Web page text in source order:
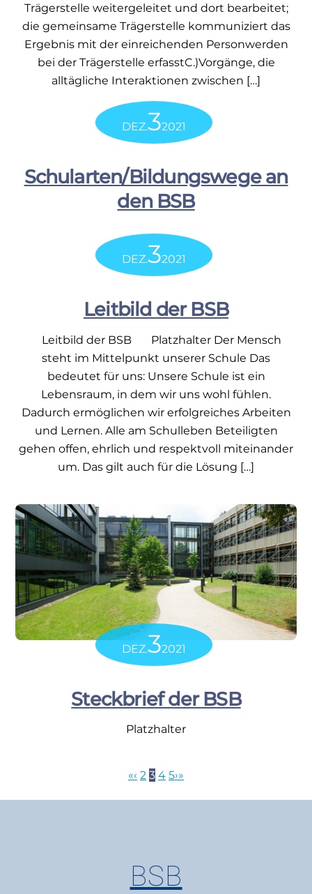
Trägerstelle weitergeleitet und dort bearbeitet;
die gemeinsame Trägerstelle kommuniziert das
Ergebnis mit der einreichenden Personwerden
bei der Trägerstelle erfasstC.)Vorgänge, die
alltägliche Interaktionen zwischen […]
DEZ.32021
Schularten/Bildungswege an
den BSB
DEZ.32021
Leitbild der BSB
Leitbild der BSB Platzhalter Der Mensch
steht im Mittelpunkt unserer Schule Das
bedeutet für uns: Unsere Schule ist ein
Lebensraum, in dem wir uns wohl fühlen.
Dadurch ermöglichen wir erfolgreiches Arbeiten
und Lernen. Alle am Schulleben Beteiligten
gehen offen, ehrlich und respektvoll miteinander
um. Das gilt auch für die Lösung […]
DEZ.32021
Steckbrief der BSB
Platzhalter
«‹ 2 3 4 5›»
BSB